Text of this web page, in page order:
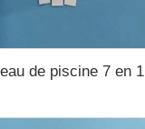
de piscine 7 en 1